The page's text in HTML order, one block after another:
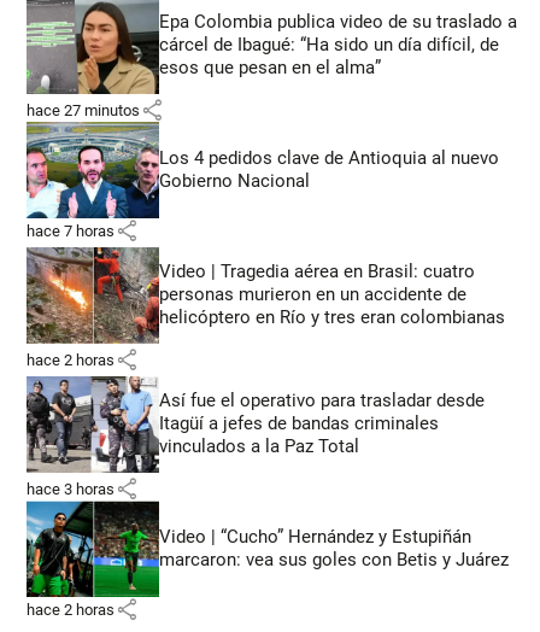
Epa Colombia publica video de su traslado a
cárcel de Ibagué: “Ha sido un día difícil, de
esos que pesan en el alma”
hace 27 minutos share
Los 4 pedidos clave de Antioquia al nuevo
Gobierno Nacional
hace 7 horas share
Video | Tragedia aérea en Brasil: cuatro
personas murieron en un accidente de
helicóptero en Río y tres eran colombianas
hace 2 horas share
Así fue el operativo para trasladar desde
Itagüí a jefes de bandas criminales
vinculados a la Paz Total
hace 3 horas share
Video | “Cucho” Hernández y Estupiñán
marcaron: vea sus goles con Betis y Juárez
hace 2 horas share